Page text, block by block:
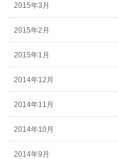
2015年3月
2015年2月
2015年1月
2014年12月
2014年11月
2014年10月
2014年9月